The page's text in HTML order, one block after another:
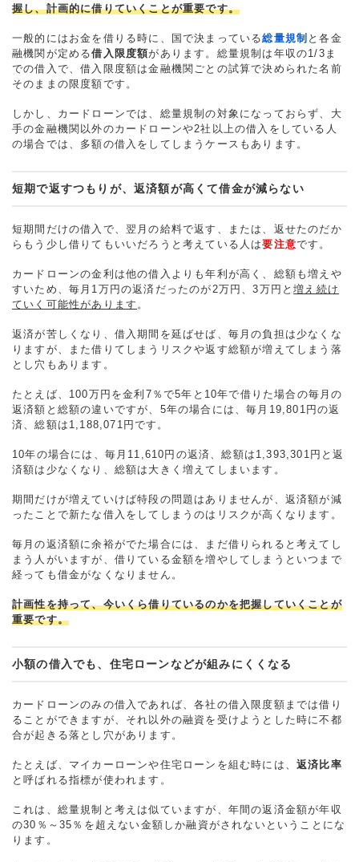
握し、計画的に借りていくことが重要です。
一般的にはお金を借りる時に、国で決まっている総量規制 と各金
融機関が定める借入限度額があります。総量規制は年収の1/3ま
での借入で、借入限度額は金融機関ごとの試算で決められた名前
そのままの限度額です。
しかし、カードローンでは、総量規制の対象になっておらず、大
手の金融機関以外のカードローンや2社以上の借入をしている人
の場合では、多額の借入をしてしまうケースもあります。
短期で返すつもりが、返済額が高くて借金が減らない
短期間だけの借入で、翌月の給料で返す、または、返せたのだか
らもう少し借りてもいいだろうと考えている人は要注意です。
カードローンの金利は他の借入よりも年利が高く、総額も増えや
すいため、毎月1万円の返済だったのが2万円、3万円と増え続け
ていく可能性があります 。
返済が苦しくなり、借入期間を延ばせば、毎月の負担は少なくな
りますが、また借りてしまうリスクや返す総額が増えてしまう落
とし穴もあります。
たとえば、100万円を金利7％で5年と10年で借りた場合の毎月の
返済額と総額の違いですが、5年の場合には、毎月19,801円の返
済、総額は1,188,071円です。
10年の場合には、毎月11,610円の返済、総額は1,393,301円と返
済額は少なくなり、総額は大きく増えてしまいます。
期間だけが増えていけば特段の問題はありませんが、返済額が減
ったことで新たな借入をしてしまうのはリスクが高くなります。
毎月の返済額に余裕がでた場合には、まだ借りられると考えてし
まう人がいますが、借りている金額を増やしてしまうといつまで
経っても借金がなくなりません。
計画性を持って、今いくら借りているのかを把握していくことが
重要です。
小額の借入でも、住宅ローンなどが組みにくくなる
カードローンのみの借入であれば、各社の借入限度額までは借り
ることができますが、それ以外の融資を受けようとした時に不都
合が起きる落とし穴があります。
たとえば、マイカーローンや住宅ローンを組む時には、返済比率
と呼ばれる指標が使われます。
これは、総量規制と考えは似ていますが、年間の返済金額が年収
の30％～35％を超えない金額しか融資がされないということにな
ります。